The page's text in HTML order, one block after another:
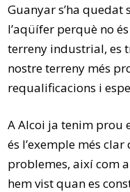
Guanyar s’ha quedat
l’aqüífer perquè no
terreny industrial, es
nostre terreny més
requalificacions i
A Alcoi ja tenim prou
és l’exemple més
problemes, així com
hem vist quan es